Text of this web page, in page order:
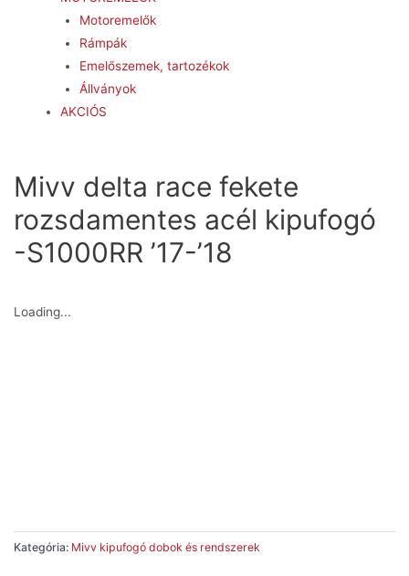
Motoremelők
Rámpák
Emelőszemek, tartozékok
Állványok
AKCIÓS
Mivv delta race fekete
rozsdamentes acél kipufogó
-S1000RR ’17-’18
Loading...
Kategória: Mivv kipufogó dobok és rendszerek